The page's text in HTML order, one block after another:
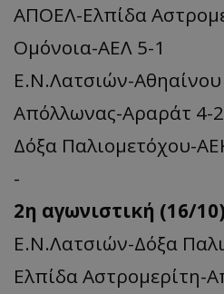
ΑΠΟΕΛ-Ελπίδα
Ομόνοια-ΑΕΛ 5-1
Ε.Ν.Λατσιών-
Απόλλωνας-Αραράτ 4-2
Δόξα Παλιομετόχου-
-
2η αγωνιστική (16/
Ε.Ν.Λατσιών-Δόξα
Ελπίδα Αστρομερίτη-